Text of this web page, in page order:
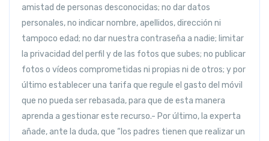
amistad de personas desconocidas; no dar datos
personales, no indicar nombre, apellidos, dirección ni
tampoco edad; no dar nuestra contraseña a nadie; limitar
la privacidad del perfil y de las fotos que subes; no publicar
fotos o vídeos comprometidas ni propias ni de otros; y por
último establecer una tarifa que regule el gasto del móvil
que no pueda ser rebasada, para que de esta manera
aprenda a gestionar este recurso.- Por último, la experta
añade, ante la duda, que “los padres tienen que realizar un